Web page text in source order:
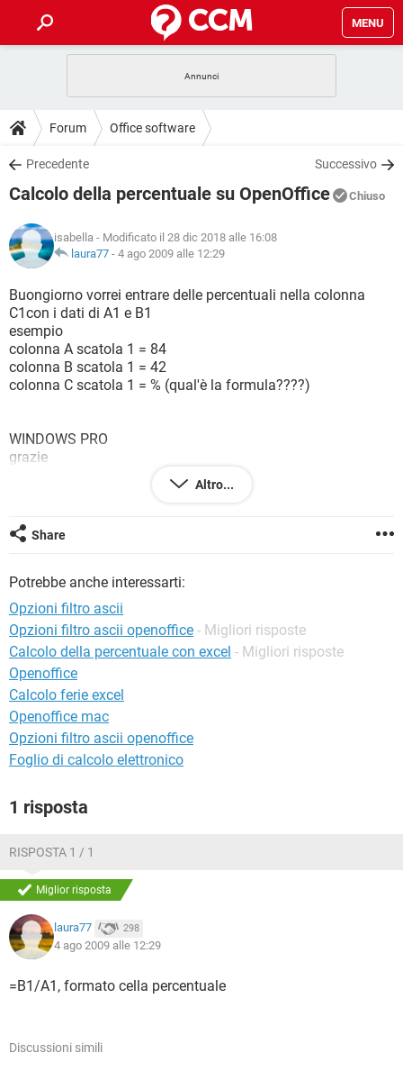
MENU
INTRATTENIMENTO
iOS
INSTAGRAM WHATSAPP
TIKTOK
HARDWARE
GUIDE
COVID-19
INSTAGRAM WHATSAPP
TIKTOK
HARDWARE
DOWNLOAD
COVID-19 GAMING
INTRATTENIMENTO
iOS WINDOWS 10
INSTAGRAM WHATSAPP
TIKTOK
HARDWARE
COVID-19 GAMING
INTRATTENIMENTO
iOS WINDOWS 10
INSTAGRAM
TIKTOK
HARDWARE
GLOSSARIO
COVID-19
INTRATTENIMENTO
iOS
INSTAGRAM WHATSAPP
HARDWARE
Forum Office software
Precedente Successivo
Calcolo della percentuale su OpenOffice Chiuso
isabella - Modificato il 28 dic 2018 alle 16:08
laura77 - 4 ago 2009 alle 12:29
Buongiorno vorrei entrare delle percentuali nella colonna
C1con i dati di A1 e B1
esempio
colonna A scatola 1 = 84
colonna B scatola 1 = 42
colonna C scatola 1 = % (qual'è la formula????)
WINDOWS PRO
grazie
Windows XP
Altro...
Share
Potrebbe anche interessarti:
Opzioni filtro ascii
Opzioni filtro ascii openoffice - Migliori risposte
Calcolo della percentuale con excel - Migliori risposte
Openoffice
Calcolo ferie excel
Openoffice mac
Opzioni filtro ascii openoffice
Foglio di calcolo elettronico
1 risposta
RISPOSTA 1 / 1
Miglior risposta
laura77 298
4 ago 2009 alle 12:29
=B1/A1, formato cella percentuale
Discussioni simili